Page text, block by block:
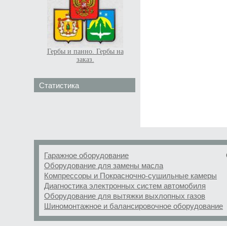
Гербы и панно. Гербы на
заказ.
Статистика
Гаражное оборудование
Оборудование для замены масла
Компрессоры и Покрасночно-сушильные камеры
Диагностика электронных систем автомобиля
Оборудование для вытяжки выхлопных газов
Шиномонтажное и балансировочное оборудование